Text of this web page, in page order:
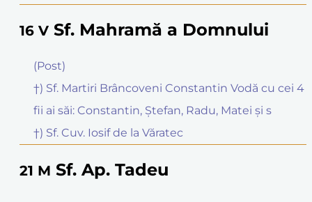
16 V Sf. Mahramă a Domnului
(Post)
†) Sf. Martiri Brâncoveni Constantin Vodă cu cei 4
fii ai săi: Constantin, Ştefan, Radu, Matei şi s
†) Sf. Cuv. Iosif de la Văratec
21 M Sf. Ap. Tadeu